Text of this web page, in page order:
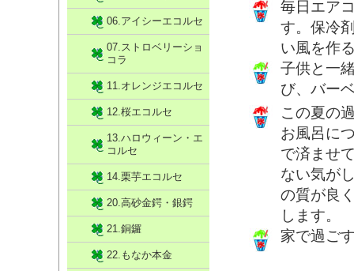
毎日エア
す。保冷
い風を作
子供と一
び、バー
この夏の
お風呂に
で済ませ
ない気が
の質が良
します。
家で過ご
06.アイシーエコルセ
07.ストロベリーショ
コラ
11.オレンジエコルセ
12.桜エコルセ
13.ハロウィーン・エ
コルセ
14.栗芋エコルセ
20.高砂金鍔・銀鍔
21.銅鑼
22.もなか本金